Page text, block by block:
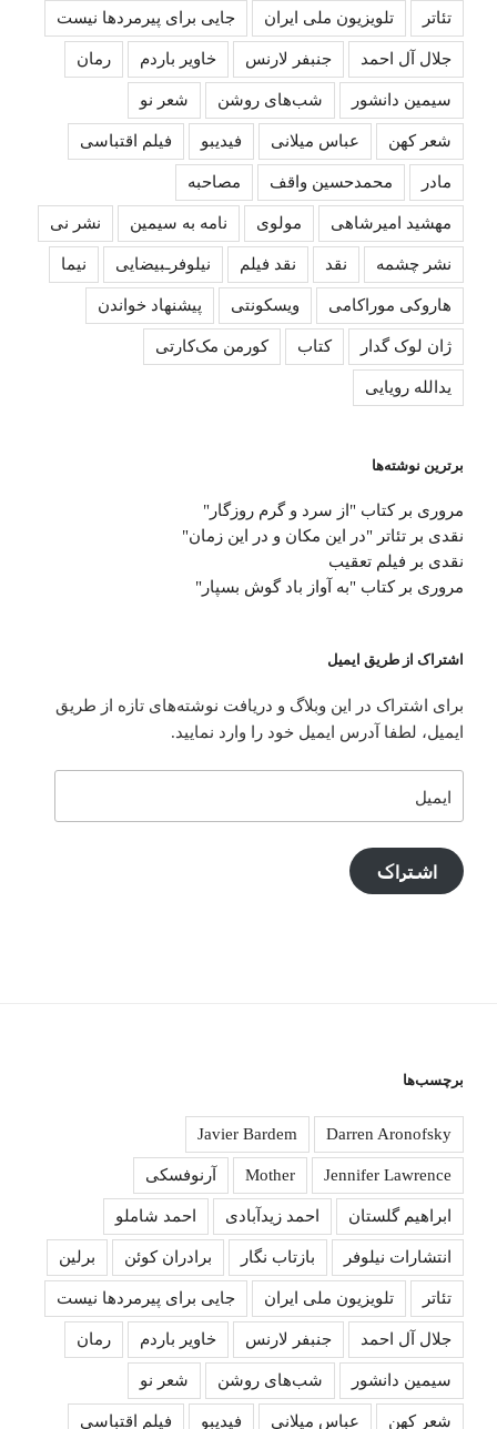
تئاتر تلویزیون ملی ایران جایی برای پیرمردها نیست
جلال آل احمد جنبفر لارنس خاویر باردم رمان
سیمین دانشور شب‌های روشن شعر نو
شعر کهن عباس میلانی فیدیبو فیلم اقتباسی
مادر محمدحسین واقف مصاحبه
مهشید امیرشاهی مولوی نامه به سیمین نشر نی
نشر چشمه نقد نقد فیلم نیلوفرـبیضایی نیما
هاروکی موراکامی ویسکونتی پیشنهاد خواندن
ژان لوک گدار کتاب کورمن مک‌کارتی
یدالله رویایی
برترین نوشته‌ها
مروری بر کتاب "از سرد و گرم روزگار"
نقدی بر تئاتر "در این مکان و در این زمان"
نقدی بر فیلم تعقیب
مروری بر کتاب "به آواز باد گوش بسپار"
اشتراک از طریق ایمیل
برای اشتراک در این وبلاگ و دریافت نوشته‌های تازه از طریق
ایمیل، لطفا آدرس ایمیل خود را وارد نمایید.
اشتراک
برچسب‌ها
Darren Aronofsky
Javier Bardem
Jennifer Lawrence
Mother آرنوفسکی
ابراهیم گلستان احمد زیدآبادی احمد شاملو
انتشارات نیلوفر بازتاب نگار برادران کوئن برلین
تئاتر تلویزیون ملی ایران جایی برای پیرمردها نیست
جلال آل احمد جنبفر لارنس خاویر باردم رمان
سیمین دانشور شب‌های روشن شعر نو
شعر کهن عباس میلانی فیدیبو فیلم اقتباسی